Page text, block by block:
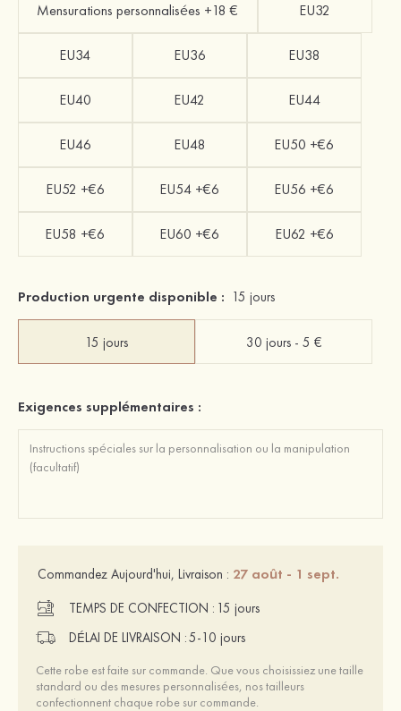
Mensurations personnalisées +18 € EU32
EU34 EU36 EU38
EU40 EU42 EU44
EU46 EU48 EU50 +€6
EU52 +€6 EU54 +€6 EU56 +€6
EU58 +€6 EU60 +€6 EU62 +€6
Production urgente disponible : 15 jours
15 jours 30 jours - 5 €
Exigences supplémentaires :
Commandez Aujourd'hui, Livraison : 27 août - 1 sept.
TEMPS DE CONFECTION : 15 jours
DÉLAI DE LIVRAISON :5-10 jours
Cette robe est faite sur commande. Que vous choisissiez une taille
standard ou des mesures personnalisées, nos tailleurs
confectionnent chaque robe sur commande.